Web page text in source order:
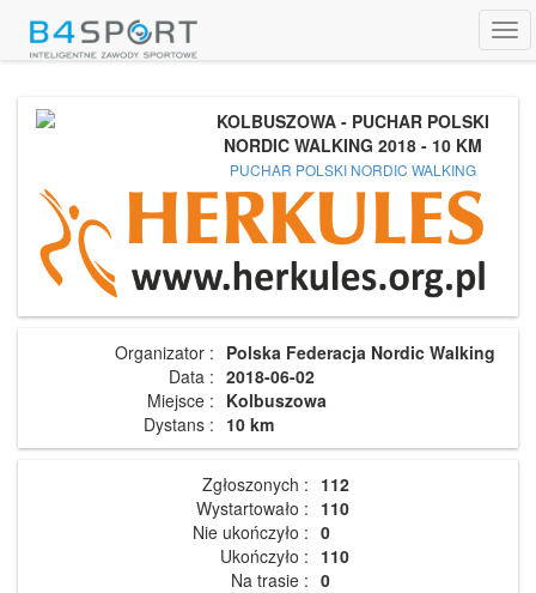
KOLBUSZOWA - PUCHAR POLSKI
NORDIC WALKING 2018 - 10 KM
PUCHAR POLSKI NORDIC WALKING
Organizator : Polska Federacja Nordic Walking
Data : 2018-06-02
Miejsce : Kolbuszowa
Dystans : 10 km
Zgłoszonych : 112
Wystartowało : 110
Nie ukończyło : 0
Ukończyło : 110
Na trasie : 0